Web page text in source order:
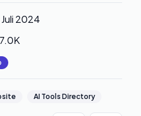
2024
7.0K
AI Tools Directory